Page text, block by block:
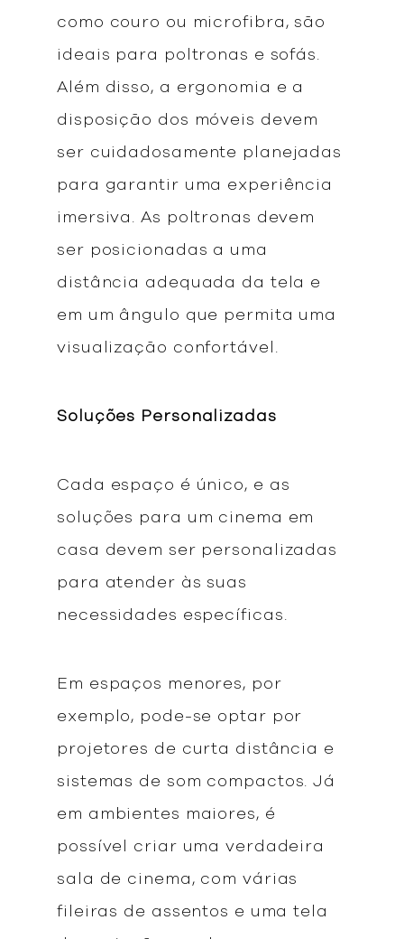
como couro ou microfibra, são
ideais para poltronas e sofás.
Além disso, a ergonomia e a
disposição dos móveis devem
ser cuidadosamente planejadas
para garantir uma experiência
imersiva. As poltronas devem
ser posicionadas a uma
distância adequada da tela e
em um ângulo que permita uma
visualização confortável.
Soluções Personalizadas
Cada espaço é único, e as
soluções para um cinema em
casa devem ser personalizadas
para atender às suas
necessidades específicas.
Em espaços menores, por
exemplo, pode-se optar por
projetores de curta distância e
sistemas de som compactos. Já
em ambientes maiores, é
possível criar uma verdadeira
sala de cinema, com várias
fileiras de assentos e uma tela